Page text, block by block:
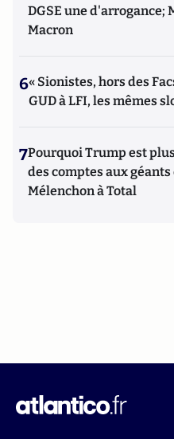
DGSE une
Macron
6« Sionistes, hors des
GUD à LFI, les mêmes
7Pourquoi Trump est
des comptes aux
Mélenchon à Total